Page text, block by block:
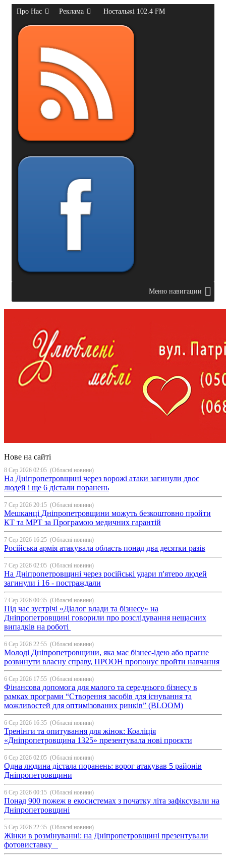
Про Нас Реклама Ностальжі 102.4 FM
Меню навигации
Нове на сайті
8 Сер 2026 02:05 (Обласні новини)
На Дніпропетровщині через ворожі атаки загинули двоє
людей і ще 6 дістали поранень
7 Сер 2026 20:15 (Обласні новини)
Мешканці Дніпропетровщини можуть безкоштовно пройти
КТ та МРТ за Програмою медичних гарантій
7 Сер 2026 16:25 (Обласні новини)
Російська армія атакувала область понад два десятки разів
7 Сер 2026 02:05 (Обласні новини)
На Дніпропетровщині через російські удари п'ятеро людей
загинули і 16 - постраждали
7 Сер 2026 00:35 (Обласні новини)
Під час зустрічі «Діалог влади та бізнесу» на
Дніпропетровщині говорили про розслідування нещасних
випадків на роботі
6 Сер 2026 22:55 (Обласні новини)
Молоді Дніпропетровщини, яка має бізнес-ідею або прагне
розвинути власну справу, ПРООН пропонує пройти навчання
6 Сер 2026 17:55 (Обласні новини)
Фінансова допомога для малого та середнього бізнесу в
рамках програми “Створення засобів для існування та
можливостей для оптимізованих ринків” (BLOOM)
6 Сер 2026 16:35 (Обласні новини)
Тренінги та опитування для жінок: Коаліція
«Дніпропетровщина 1325» презентувала нові проєкти
6 Сер 2026 02:05 (Обласні новини)
Одна людина дістала поранень: ворог атакував 5 районів
Дніпропетровщини
6 Сер 2026 00:15 (Обласні новини)
Понад 900 пожеж в екосистемах з початку літа зафіксували на
Дніпропетровщині
5 Сер 2026 22:35 (Обласні новини)
Жінки в розмінуванні: на Дніпропетровщині презентували
фотовиставку